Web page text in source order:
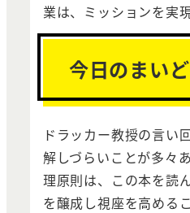
業は、ミッションを実
今日のまい
ドラッカー教授の言い
解しづらいことが多々
理原則は、この本を読
を醸成し視座を高める